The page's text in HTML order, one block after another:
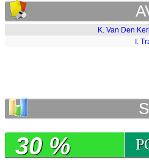
K. Van Den
I.
30 %